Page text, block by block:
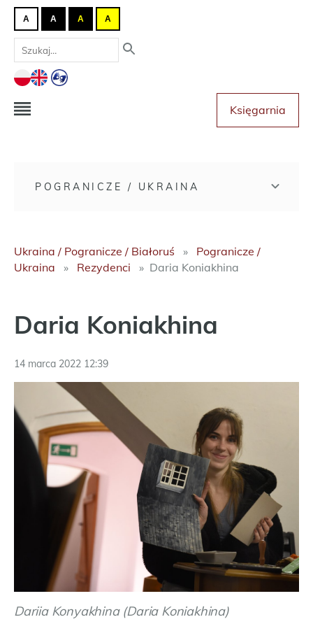
A A A A
Księgarnia
POGRANICZE / UKRAINA
Ukraina / Pogranicze / Białoruś
Pogranicze /
Ukraina
Rezydenci Daria Koniakhina
Daria Koniakhina
14 marca 2022 12:39
Dariia Konyakhina (Daria Koniakhina)